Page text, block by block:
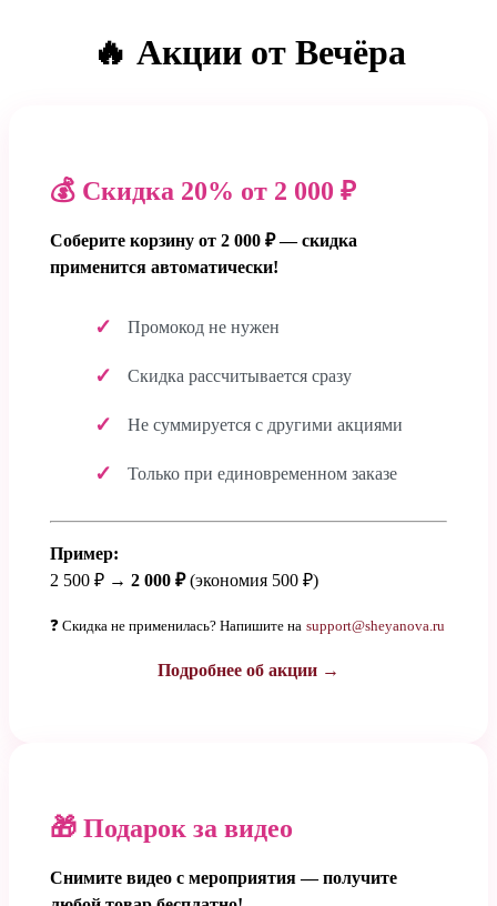
🔥 Акции от Вечёра
💰 Скидка 20% от 2 000 ₽
Соберите корзину от 2 000 ₽ — скидка
применится автоматически!
Промокод не нужен
Скидка рассчитывается сразу
Не суммируется с другими акциями
Только при единовременном заказе
Пример:
2 500 ₽ → 2 000 ₽(экономия 500 ₽)
❓ Скидка не применилась? Напишите на support@sheyanova.ru
Подробнее об акции →
🎁 Подарок за видео
Снимите видео с мероприятия — получите